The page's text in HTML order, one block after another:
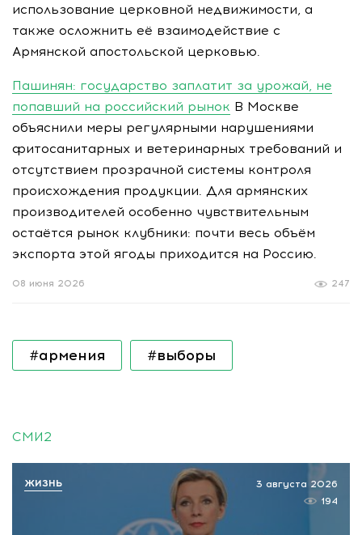
использование церковной недвижимости, а
также осложнить её взаимодействие с
Армянской апостольской церковью.
Пашинян: государство заплатит за урожай, не
попавший на российский рынок В Москве
объяснили меры регулярными нарушениями
фитосанитарных и ветеринарных требований и
отсутствием прозрачной системы контроля
происхождения продукции. Для армянских
производителей особенно чувствительным
остаётся рынок клубники: почти весь объём
экспорта этой ягоды приходится на Россию.
247
08 июня 2026
#армения #выборы
СМИ2
3 августа 2026
194
ЖИЗНЬ